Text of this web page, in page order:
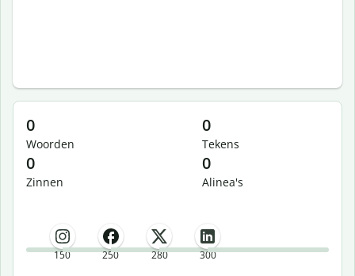
0
Woorden
0
Tekens
0
Zinnen
0
Alinea's
150 250 280 300